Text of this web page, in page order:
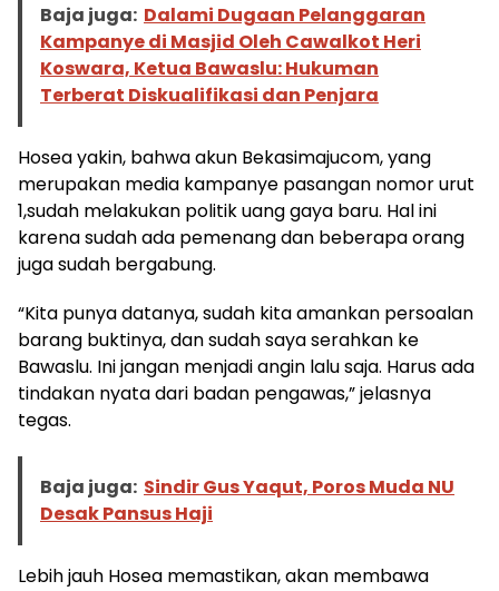
Baja juga: Dalami Dugaan Pelanggaran
Kampanye di Masjid Oleh Cawalkot Heri
Koswara, Ketua Bawaslu: Hukuman
Terberat Diskualifikasi dan Penjara
Hosea yakin, bahwa akun Bekasimajucom, yang
merupakan media kampanye pasangan nomor urut
1,sudah melakukan politik uang gaya baru. Hal ini
karena sudah ada pemenang dan beberapa orang
juga sudah bergabung.
“Kita punya datanya, sudah kita amankan persoalan
barang buktinya, dan sudah saya serahkan ke
Bawaslu. Ini jangan menjadi angin lalu saja. Harus ada
tindakan nyata dari badan pengawas,” jelasnya
tegas.
Baja juga: Sindir Gus Yaqut, Poros Muda NU
Desak Pansus Haji
Lebih jauh Hosea memastikan, akan membawa